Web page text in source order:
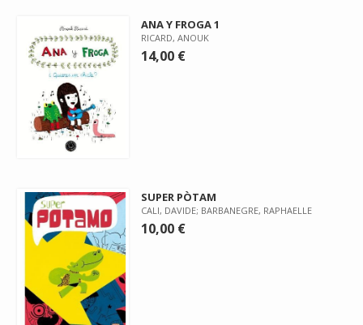
ANA Y FROGA 1
RICARD, ANOUK
14,00 €
SUPER PÒTAM
CALI, DAVIDE; BARBANEGRE, RAPHAELLE
10,00 €